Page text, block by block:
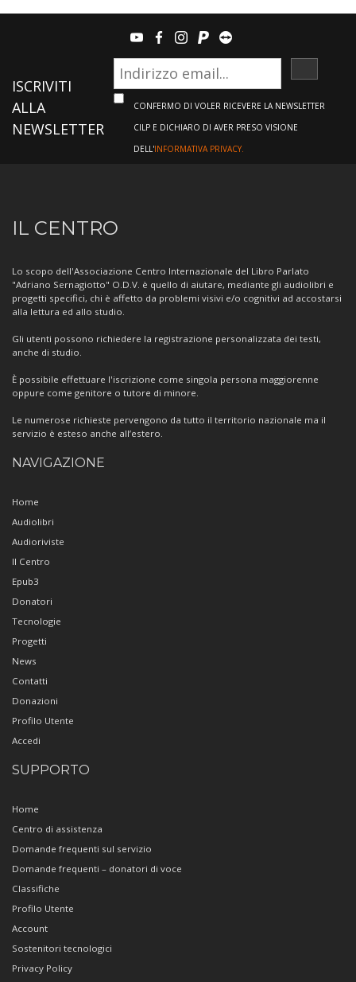
youtubefacebook
instagram
paypalteamviewer
ISCRIVITI
ALLA
NEWSLETTER
CONFERMO DI VOLER RICEVERE LA NEWSLETTER
CILP E DICHIARO DI AVER PRESO VISIONE
DELL'INFORMATIVA PRIVACY.
Informazioni
sul
Centro
IL CENTRO
Lo scopo dell'Associazione Centro Internazionale del Libro Parlato
"Adriano Sernagiotto" O.D.V. è quello di aiutare, mediante gli audiolibri e
progetti specifici, chi è affetto da problemi visivi e/o cognitivi ad accostarsi
alla lettura ed allo studio.
Gli utenti possono richiedere la registrazione personalizzata dei testi,
anche di studio.
È possibile effettuare l'iscrizione come singola persona maggiorenne
oppure come genitore o tutore di minore.
Le numerose richieste pervengono da tutto il territorio nazionale ma il
servizio è esteso anche all’estero.
NAVIGAZIONE
Home
Audiolibri
Audioriviste
Il Centro
Epub3
Donatori
Tecnologie
Progetti
News
Contatti
Donazioni
Profilo Utente
Accedi
SUPPORTO
Home
Centro di assistenza
Domande frequenti sul servizio
Domande frequenti – donatori di voce
Classifiche
Profilo Utente
Account
Sostenitori tecnologici
Privacy Policy